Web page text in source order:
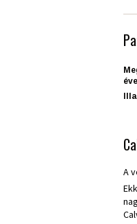
A